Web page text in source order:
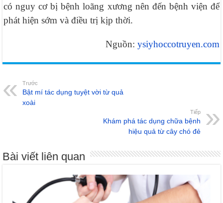
có nguy cơ bị bệnh loãng xương nên đến bệnh viện để
phát hiện sớm và điều trị kịp thời.
Nguồn: ysiyhoccotruyen.com
Trước
Bật mí tác dụng tuyệt vời từ quả
xoài
Tiếp
Khám phá tác dụng chữa bệnh
hiệu quả từ cây chó đẻ
Bài viết liên quan